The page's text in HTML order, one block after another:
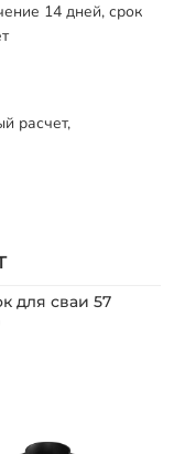
14 дней, срок
расчет,
для сваи 57